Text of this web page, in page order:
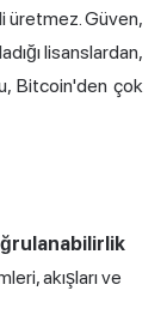
üretmez. Güven,
lisanslardan,
Bitcoin'den çok
akışları ve